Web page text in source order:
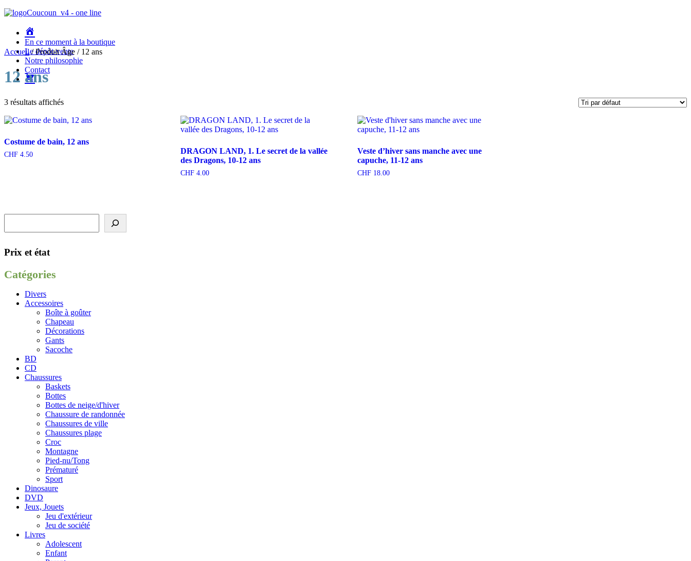
En ce moment à la boutique
Le dépôt-vente
Notre philosophie
Contact


Accueil/ Produit Âge / 12 ans
12 ans
3 résultats affichés
Costume de bain, 12 ans
CHF 4.50
DRAGON LAND, 1. Le secret de la vallée
des Dragons, 10-12 ans
CHF 4.00
Veste d’hiver sans manche avec une
capuche, 11-12 ans
CHF18.00
Prix et état
Catégories
Divers
Accessoires
Boîte à goûter
Chapeau
Décorations
Gants
Sacoche
BD
CD
Chaussures
Baskets
Bottes
Bottes de neige/d'hiver
Chaussure de randonnée
Chaussures de ville
Chaussures plage
Croc
Montagne
Pied-nu/Tong
Prématuré
Sport
Dinosaure
DVD
Jeux, Jouets
Jeu d'extérieur
Jeu de société
Livres
Adolescent
Enfant